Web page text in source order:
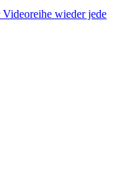
wieder jede